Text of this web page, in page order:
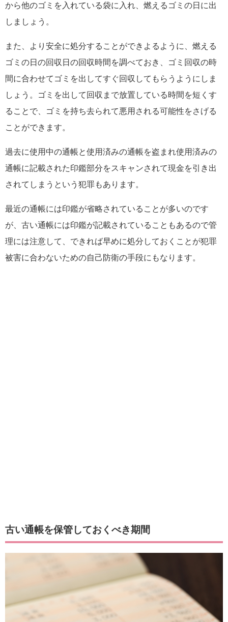
から他のゴミを入れている袋に入れ、燃えるゴミの日に出
しましょう。
また、より安全に処分することができよるように、燃える
ゴミの日の回収日の回収時間を調べておき、ゴミ回収の時
間に合わせてゴミを出してすぐ回収してもらうようにしま
しょう。ゴミを出して回収まで放置している時間を短くす
ることで、ゴミを持ち去られて悪用される可能性をさげる
ことができます。
過去に使用中の通帳と使用済みの通帳を盗まれ使用済みの
通帳に記載された印鑑部分をスキャンされて現金を引き出
されてしまうという犯罪もあります。
最近の通帳には印鑑が省略されていることが多いのです
が、古い通帳には印鑑が記載されていることもあるので管
理には注意して、できれば早めに処分しておくことが犯罪
被害に合わないための自己防衛の手段にもなります。
古い通帳を保管しておくべき期間